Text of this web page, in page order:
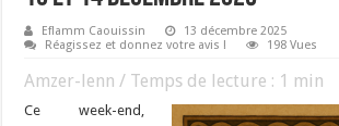
Eflamm Caouissin
13 décembre 2025
Réagissez et donnez votre avis !
198 Vues
Amzer-lenn / Temps de lecture : 1 min
Ce week-end,